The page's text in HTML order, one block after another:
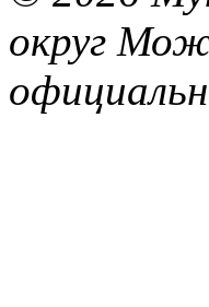
округ